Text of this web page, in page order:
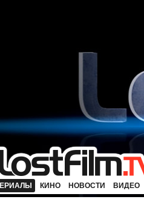
КИНО НОВОСТИ ВИДЕО